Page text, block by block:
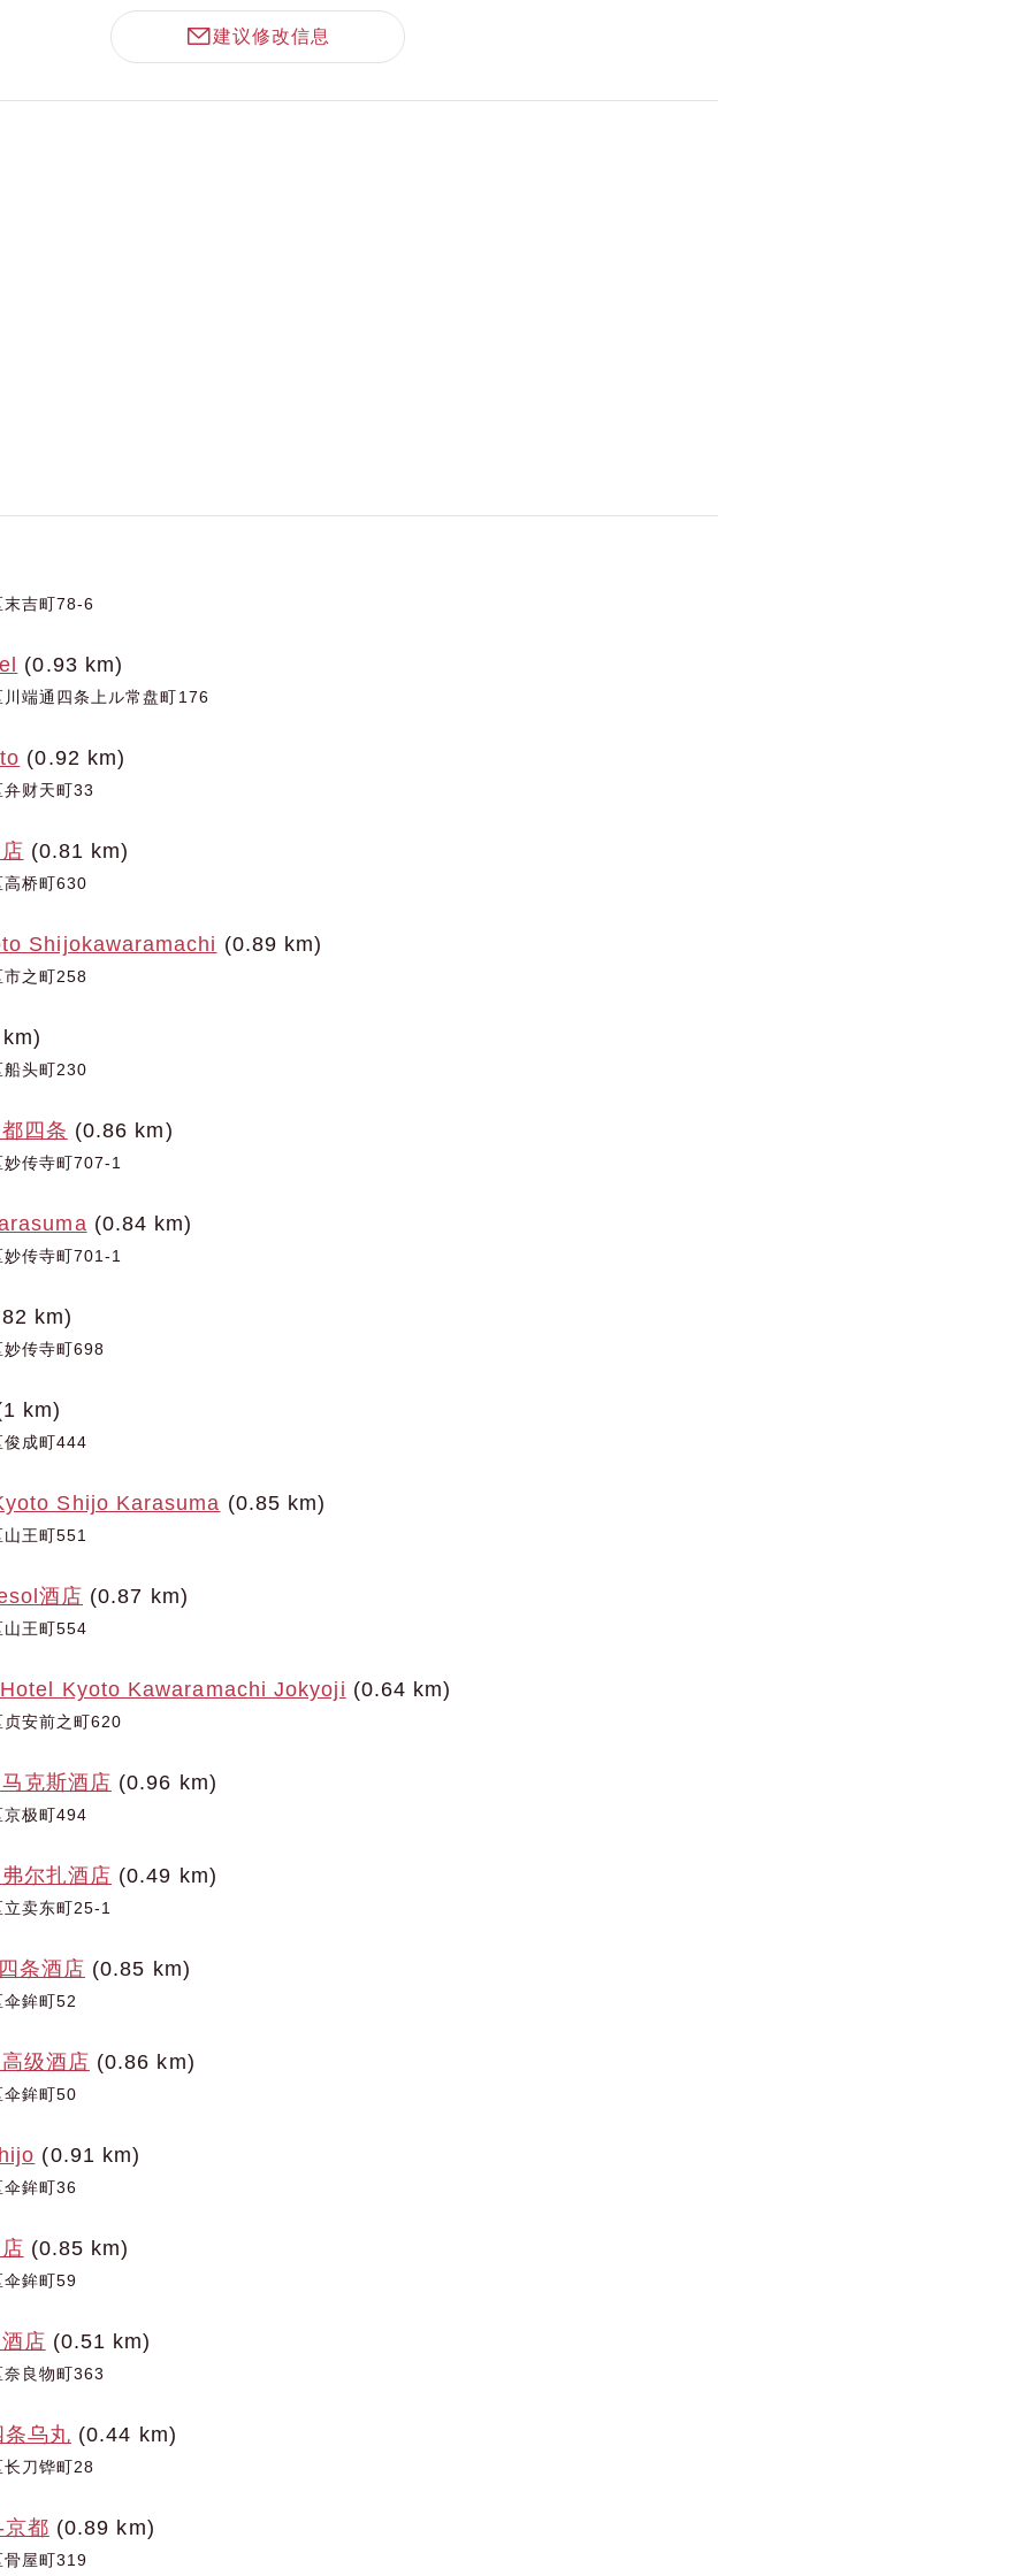
建议修改信息
末吉町78-6
(0.93 km)
端通四条上ル常盘町176
(0.92 km)
财天町33
(0.81 km)
高桥町630
Shijokawaramachi (0.89 km)
市之町258
船头町230
四条 (0.86 km)
传寺町707-1
(0.84 km)
传寺町701-1
km)
传寺町698
km)
俊成町444
Shijo Karasuma (0.85 km)
王町551
酒店 (0.87 km)
山王町554
Kyoto Kawaramachi Jokyoji (0.64 km)
安前之町620
克斯酒店 (0.96 km)
京极町494
尔扎酒店 (0.49 km)
卖东町25-1
条酒店 (0.85 km)
鉾町52
级酒店 (0.86 km)
伞鉾町50
(0.91 km)
伞鉾町36
(0.85 km)
伞鉾町59
店 (0.51 km)
良物町363
乌丸 (0.44 km)
刀铧町28
都 (0.89 km)
骨屋町319